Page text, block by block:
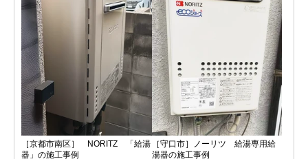
［京都市南区］ NORITZ 「給湯
器」の施工事例
［守口市］ノーリツ 給湯専用給
湯器の施工事例